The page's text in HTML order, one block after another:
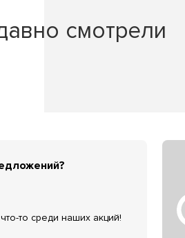
смотрели
то среди наших акций!